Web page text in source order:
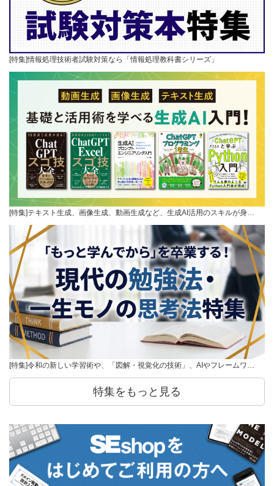
[特集]情報処理技術者試験対策なら「情報処理教科書シリーズ」
[特集]テキスト生成、画像生成、動画生成など、生成AI活用のスキルが身…
[特集]令和の新しい学習術や、「図解・視覚化の技術」、AIやフレームワ…
特集をもっと見る